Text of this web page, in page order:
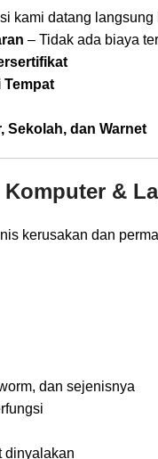
kami datang langsung
– Tidak ada biaya
Sekolah, dan Warnet
Komputer &
kerusakan dan
dan sejenisnya
dinyalakan